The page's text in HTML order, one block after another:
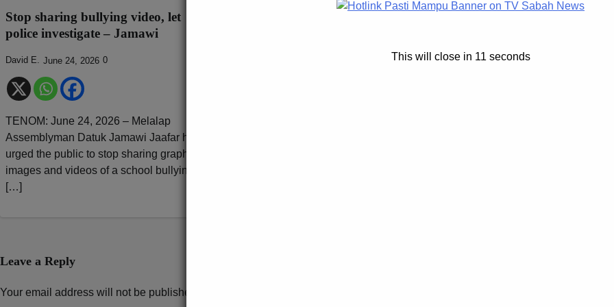
Stop sharing bullying video, let
police investigate – Jamawi
David E. June 24, 2026 0
TENOM: June 24, 2026 – Melalap
Assemblyman Datuk Jamawi Jaafar has
urged the public to stop sharing graphic
images and videos of a school bullying
[…]
Polis tahan dua suspek berhubung
Penyeludupan Gagal, Senjata
Leave a Reply
Your email address will not be published.
This will close in 11 seconds